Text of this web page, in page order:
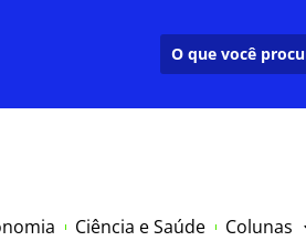
Ciência e Saúde Colunas